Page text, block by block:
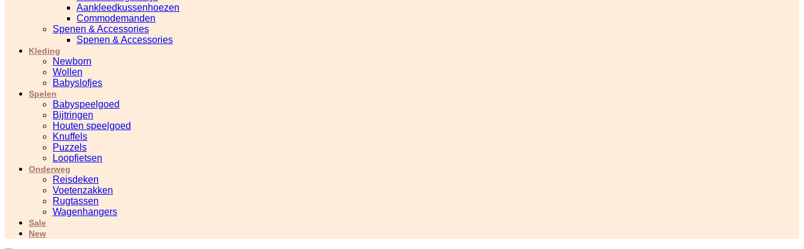
Aankleedkussenhoezen
Commodemanden
Spenen & Accessories
Spenen & Accessories
Kleding
Newborn
Wollen
Babyslofjes
Spelen
Babyspeelgoed
Bijtringen
Houten speelgoed
Knuffels
Puzzels
Loopfietsen
Onderweg
Reisdeken
Voetenzakken
Rugtassen
Wagenhangers
Sale
New